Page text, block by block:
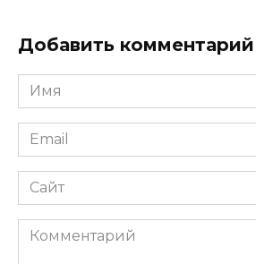
Добавить комментарий
Имя
*
Email
*
Сайт
Комментарий